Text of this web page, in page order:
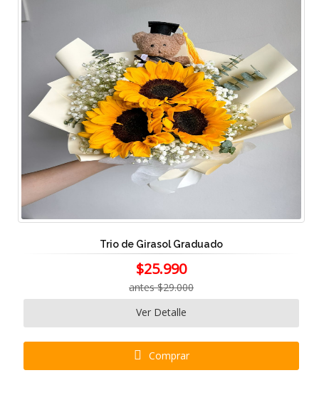
Trio de Girasol Graduado
$25.990
antes $29.000
Ver Detalle
Comprar